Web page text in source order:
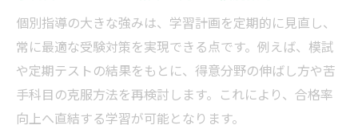
個別指導の大きな強みは、学習計画を定期的に見直し、
常に最適な受験対策を実現できる点です。例えば、模試
や定期テストの結果をもとに、得意分野の伸ばし方や苦
手科目の克服方法を再検討します。これにより、合格率
向上へ直結する学習が可能となります。